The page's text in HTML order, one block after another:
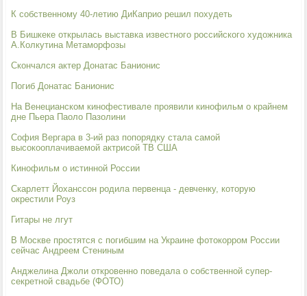
К собственному 40-летию ДиКаприо решил похудеть
В Бишкеке открылась выставка известного российского художника
А.Колкутина Метаморфозы
Скончался актер Донатас Банионис
Погиб Донатас Банионис
На Венецианском кинофестивале проявили кинофильм о крайнем
дне Пьера Паоло Пазолини
София Вергара в 3-ий раз попорядку стала самой
высокооплачиваемой актрисой ТВ США
Кинофильм о истинной России
Скарлетт Йоханссон родила первенца - девченку, которую
окрестили Роуз
Гитары не лгут
В Москве простятся с погибшим на Украине фотокорром России
сейчас Андреем Стениным
Анджелина Джоли откровенно поведала о собственной супер-
секретной свадьбе (ФОТО)